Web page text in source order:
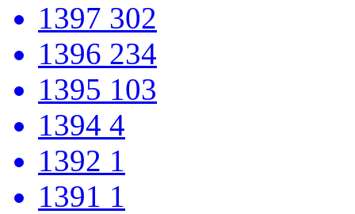
1397 302
1396 234
1395 103
1394 4
1392 1
1391 1